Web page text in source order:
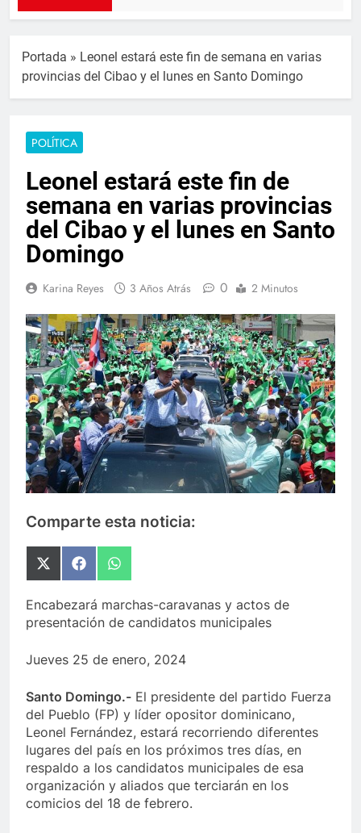
Portada » Leonel estará este fin de semana en varias
provincias del Cibao y el lunes en Santo Domingo
POLÍTICA
Leonel estará este fin de
semana en varias provincias
del Cibao y el lunes en Santo
Domingo
Karina Reyes 3 Años Atrás 0 2 Minutos
Comparte esta noticia:
Compartir
en
(Twitter)
Compartir
en
Compartir
en
Encabezará marchas-caravanas y actos de
presentación de candidatos municipales
Jueves 25 de enero, 2024
Santo Domingo.- El presidente del partido Fuerza
del Pueblo (FP) y líder opositor dominicano,
Leonel Fernández, estará recorriendo diferentes
lugares del país en los próximos tres días, en
respaldo a los candidatos municipales de esa
organización y aliados que terciarán en los
comicios del 18 de febrero.